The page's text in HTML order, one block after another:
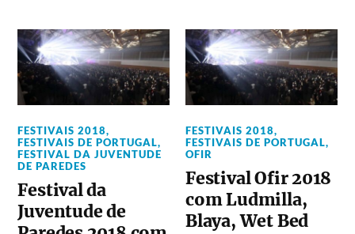
FESTIVAIS 2018,
FESTIVAIS DE PORTUGAL,
FESTIVAL DA JUVENTUDE
DE PAREDES
Festival da
Juventude de
FESTIVAIS 2018,
FESTIVAIS DE PORTUGAL,
OFIR
Festival Ofir 2018
com Ludmilla,
Blaya, Wet Bed